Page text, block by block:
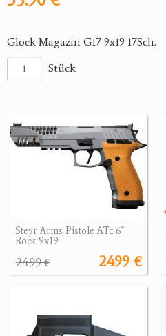
Glock Magazin G17 9x19 17Sch.
Stück
Steyr Arms Pistole ATc 6"
Rock 9x19
2499 €
2499 €